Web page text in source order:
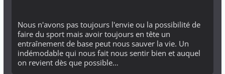
Nous n'avons pas toujours l'envie ou la possibilité de
faire du sport mais avoir toujours en tête un
entraînement de base peut nous sauver la vie. Un
indémodable qui nous fait nous sentir bien et auquel
on revient dès que possible…